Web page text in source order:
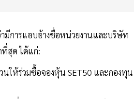
มีการแอบอ้างชื่อหน่วยงานและบริษัท
สุด ได้แก่:
นให้ร่วมซื้อจองหุ้น SET50 และกองทุน